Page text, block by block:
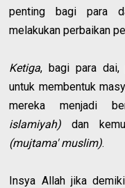
penting bagi para
melakukan perbaikan
Ketiga, bagi para dai,
untuk membentuk
mereka menjadi
islamiyah) dan
(mujtama' muslim).
Insya Allah jika